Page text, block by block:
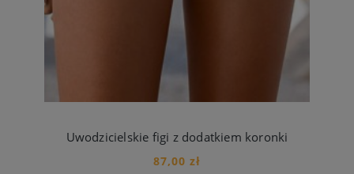
Uwodzicielskie figi z dodatkiem koronki
87,00 zł